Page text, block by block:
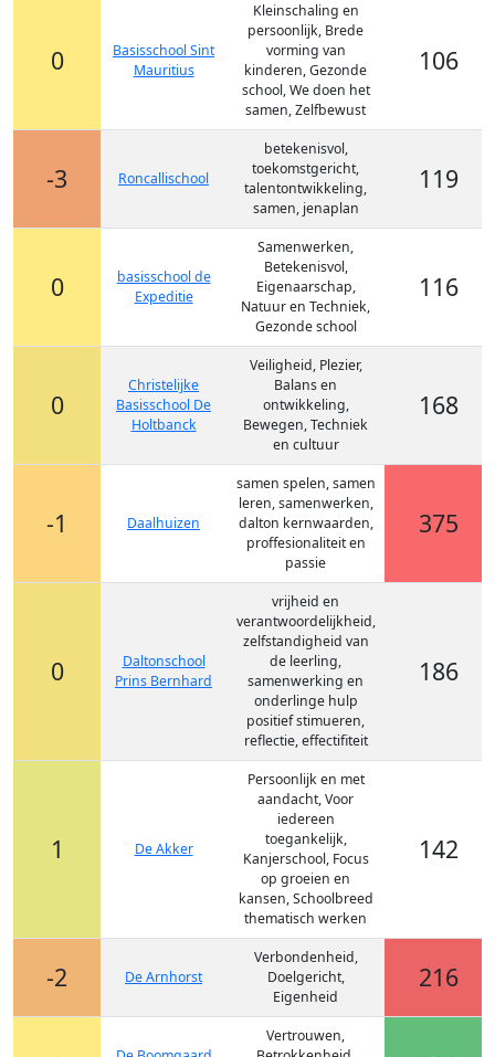
0
Basisschool Sint
Mauritius
Kleinschaling en
persoonlijk, Brede
vorming van
kinderen, Gezonde
school, We doen het
samen, Zelfbewust
106
-3 Roncallischool
betekenisvol,
toekomstgericht,
talentontwikkeling,
samen, jenaplan
119
0
basisschool de
Expeditie
Samenwerken,
Betekenisvol,
Eigenaarschap,
Natuur en Techniek,
Gezonde school
116
0
Christelijke
Basisschool De
Holtbanck
Veiligheid, Plezier,
Balans en
ontwikkeling,
Bewegen, Techniek
en cultuur
168
-1 Daalhuizen
samen spelen, samen
leren, samenwerken,
dalton kernwaarden,
proffesionaliteit en
passie
375
0
Daltonschool
Prins Bernhard
vrijheid en
verantwoordelijkheid,
zelfstandigheid van
de leerling,
samenwerking en
onderlinge hulp
positief stimueren,
reflectie, effectifiteit
186
1 De Akker
Persoonlijk en met
aandacht, Voor
iedereen
toegankelijk,
Kanjerschool, Focus
op groeien en
kansen, Schoolbreed
thematisch werken
142
-2 De Arnhorst
Verbondenheid,
Doelgericht,
Eigenheid
216
Vertrouwen,